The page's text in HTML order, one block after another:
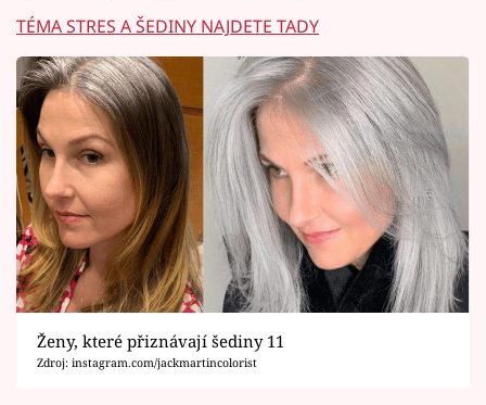
TÉMA STRES A ŠEDINY NAJDETE TADY
Ženy, které přiznávají šediny 11
Zdroj: instagram.com/jackmartincolorist